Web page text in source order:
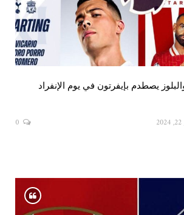
يصطدم بإيفرتون في يوم الإنفراد